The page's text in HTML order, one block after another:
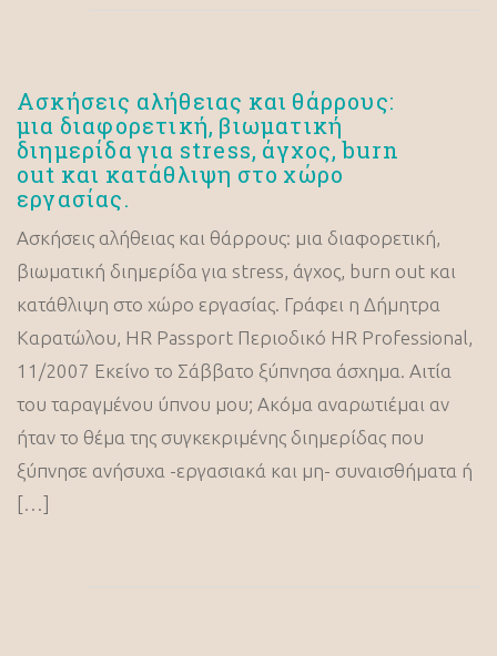
Ασκήσεις αλήθειας και θάρρους:
μια διαφορετική, βιωματική
διημερίδα για stress, άγχος, burn
out και κατάθλιψη στο χώρο
εργασίας.
Ασκήσεις αλήθειας και θάρρους: μια διαφορετική,
βιωματική διημερίδα για stress, άγχος, burn out και
κατάθλιψη στο χώρο εργασίας. Γράφει η Δήμητρα
Καρατώλου, HR Passport Περιοδικό HR Professional,
11/2007 Εκείνο το Σάββατο ξύπνησα άσχημα. Αιτία
του ταραγμένου ύπνου μου; Ακόμα αναρωτιέμαι αν
ήταν το θέμα της συγκεκριμένης διημερίδας που
ξύπνησε ανήσυχα -εργασιακά και μη- συναισθήματα ή
[…]